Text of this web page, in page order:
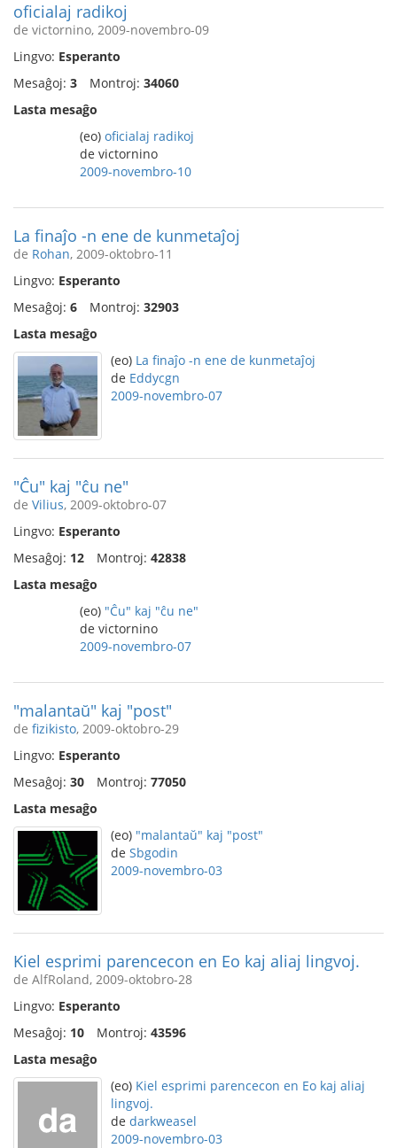
oficialaj radikoj
de victornino, 2009-novembro-09
Lingvo: Esperanto
Mesaĝoj: 3 Montroj: 34060
Lasta mesaĝo
(eo) oficialaj radikoj
de victornino
2009-novembro-10
La finaĵo -n ene de kunmetaĵoj
de Rohan, 2009-oktobro-11
Lingvo: Esperanto
Mesaĝoj: 6 Montroj: 32903
Lasta mesaĝo
(eo) La finaĵo -n ene de kunmetaĵoj
de Eddycgn
2009-novembro-07
"Ĉu" kaj "ĉu ne"
de Vilius, 2009-oktobro-07
Lingvo: Esperanto
Mesaĝoj: 12 Montroj: 42838
Lasta mesaĝo
(eo) "Ĉu" kaj "ĉu ne"
de victornino
2009-novembro-07
"malantaŭ" kaj "post"
de fizikisto, 2009-oktobro-29
Lingvo: Esperanto
Mesaĝoj: 30 Montroj: 77050
Lasta mesaĝo
(eo) "malantaŭ" kaj "post"
de Sbgodin
2009-novembro-03
Kiel esprimi parencecon en Eo kaj aliaj lingvoj.
de AlfRoland, 2009-oktobro-28
Lingvo: Esperanto
Mesaĝoj: 10 Montroj: 43596
Lasta mesaĝo
(eo) Kiel esprimi parencecon en Eo kaj aliaj
lingvoj.
de darkweasel
2009-novembro-03